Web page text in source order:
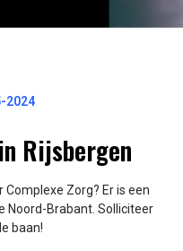
2024
Rijsbergen
Zorg? Er is een
Noord-Brabant. Solliciteer
baan!